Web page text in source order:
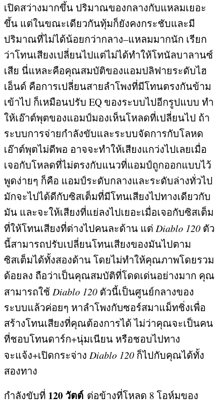
เปิดสว่างมากขึ้น ปริมาณของกลางกับแหลมเยอะ
ขึ้น แต่ในขณะเดียวกันทุ้มก็ยังคงกระชับและมี
ปริมาณที่ไม่ได้น้อยกว่ากลาง–แหลมมากนัก เรียก
ว่าโทนเสียงเปลี่ยนไปแต่ไม่ได้ทำให้โทนัลบาลานซ์
เสีย นี่แหละคือคุณสมบัติของแอมปลิฟายระดับไฮ
เอ็นด์ คือการเปลี่ยนสายลำโพงที่มีโทนตรงกันข้าม
เข้าไป ก็เหมือนปรับ EQ ของระบบไปอีกรูปแบบ ทำ
ให้เอ๊าต์พุตของแอมป์มองเห็นโหลดที่เปลี่ยนไป ถ้า
ระบบการจ่ายกำลังขับและระบบจัดการกับโลหด
เอ๊าต์พุตไม่ดีพอ อาจจะทำให้เสียงแกว่งไปเลยเมื่อ
เจอกับโหลดที่ไม่ตรงกับแนวที่แอมป์ถูกออกแบบไว้
พูดง่ายๆ ก็คือ แอมป์ระดับกลางและระดับล่างทั่วไป
มักจะไปได้ดีกับซิสเต็มที่มีโทนเสียงไปทางเดียวกับ
มัน และจะให้เสียงที่แย่ลงไปเยอะเมื่อเจอกับซิสเต็ม
ที่ให้โทนเสียงที่ต่างไปคนละด้าน แต่ Diablo 120 ตัว
นี้สามารถปรับเปลี่ยนโทนเสียงของมันไปตาม
ซิสเต็มได้ทั้งสองด้าน โดยไม่ทำให้คุณภาพโดยรวม
ด้อยลง ถือว่าเป็นคุณสมบัติที่โดดเด่นอย่างมาก คุณ
สามารถใช้ Diablo 120 ตัวนี้เป็นศูนย์กลางของ
ระบบแล้วค่อยๆ หาลำโพงกับซอร์สมาแม็ทชิ่งเพื่อ
สร้างโทนเสียงที่คุณต้องการได้ ไม่ว่าคุณจะเป็นคน
ที่ชอบโทนดาร์ก+นุ่มเนียน หรือชอบไปทาง
จะแจ้ง+เปิดกระจ่าง Diablo 120 ก็ไปกับคุณได้ทั้ง
สองทาง
กำลังขับที่ 120 วัตต์ ต่อข้างที่โหลด 8 โอห์มของ